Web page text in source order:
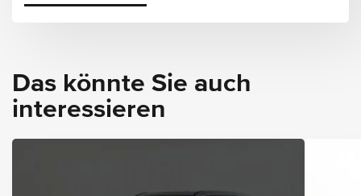
Das könnte Sie auch
interessieren